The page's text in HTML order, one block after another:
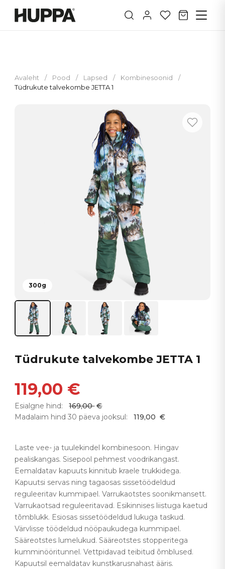
Avaleht / Pood / Lapsed / Kombinesoonid
/
Tüdrukute talvekombe JETTA 1
300g
Tüdrukute talvekombe JETTA 1
119,00 €
Esialgne hind: 169,00 €
Madalaim hind 30 päeva jooksul:
119,00 €
Laste vee- ja tuulekindel kombinesoon. Hingav
pealiskangas. Sisepool pehmest voodrikangast.
Eemaldatav kapuuts kinnitub kraele trukkidega.
Kapuutsi servas ning tagaosas sissetöödeldud
reguleeritav kummipael. Varrukaotstes soonikmansett.
Varrukaotsad reguleeritavad. Esikinnises liistuga kaetud
tõmblukk. Esiosas sissetöödeldud lukuga taskud.
Värvlisse töödeldud nööpaukudega kummipael.
Sääreotstes lumelukud. Sääreotstes stopperitega
kumminööritunnel. Vettpidavad teibitud õmblused.
Kapuutsil eemaldatav kunstkarusnahast ääris.